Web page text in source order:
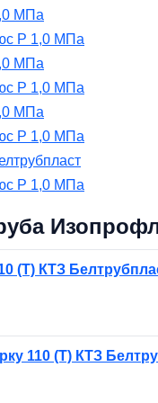
МПа
Р 1,0 МПа
МПа
Р 1,0 МПа
МПа
Р 1,0 МПа
Р 1,0 МПа
(Т) КТЗ
110 (Т) КТЗ